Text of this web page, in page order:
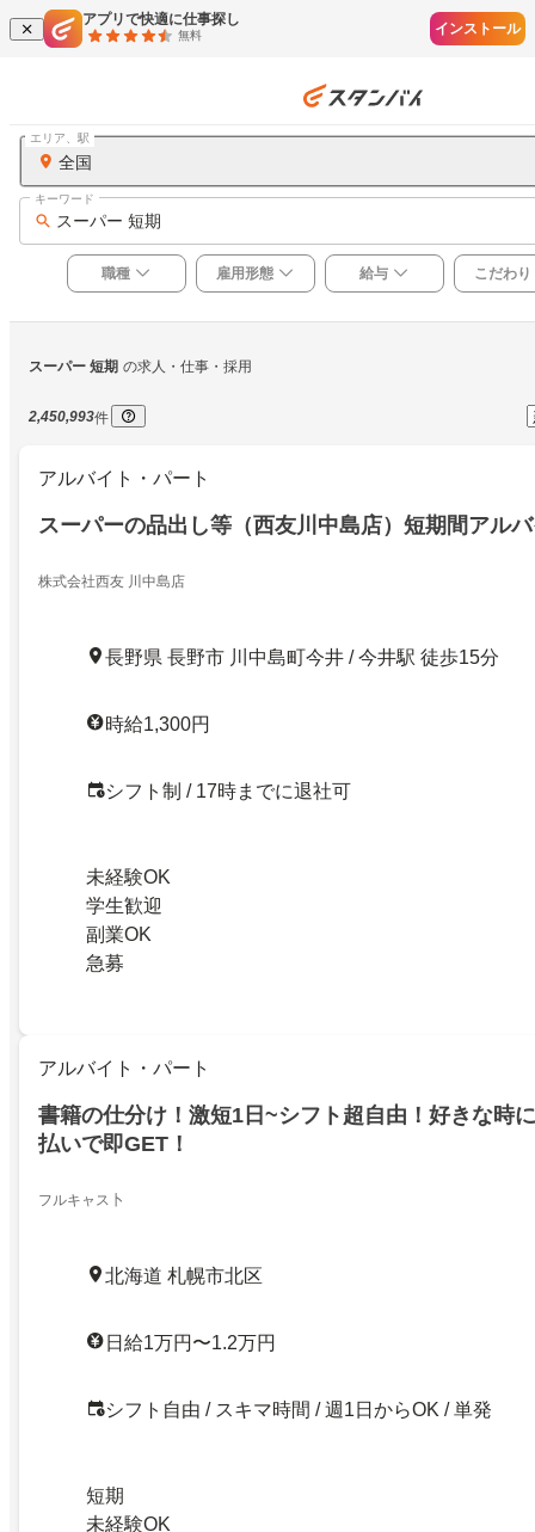
アプリで快適に仕事探し
無料 インストール
全国
エリア、駅
スーパー 短期
キーワード
職種 雇用形態 給与 こだわり
スーパー 短期 の求人・仕事・採用
2,450,993件
アルバイト・パート
スーパーの品出し等（西友川中島店）短期間アル
株式会社西友 川中島店
長野県 長野市 川中島町今井 / 今井駅 徒歩15分
時給1,300円
シフト制 / 17時までに退社可
未経験OK
学生歓迎
副業OK
急募
アルバイト・パート
書籍の仕分け！激短1日~シフト超自由！好きな時
払いで即GET！
フルキャス卜
北海道 札幌市北区
日給1万円〜1.2万円
シフト自由 / スキマ時間 / 週1日からOK / 単発
短期
未経験OK